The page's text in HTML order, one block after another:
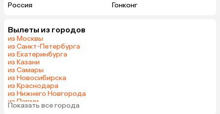
Россия Гонконг
Вылеты из городов
из Москвы
из Санкт-Петербурга
из Екатеринбурга
из Казани
из Самары
из Новосибирска
из Краснодара
из Нижнего Новгорода
из Перми
из Челябинска
Показать все города